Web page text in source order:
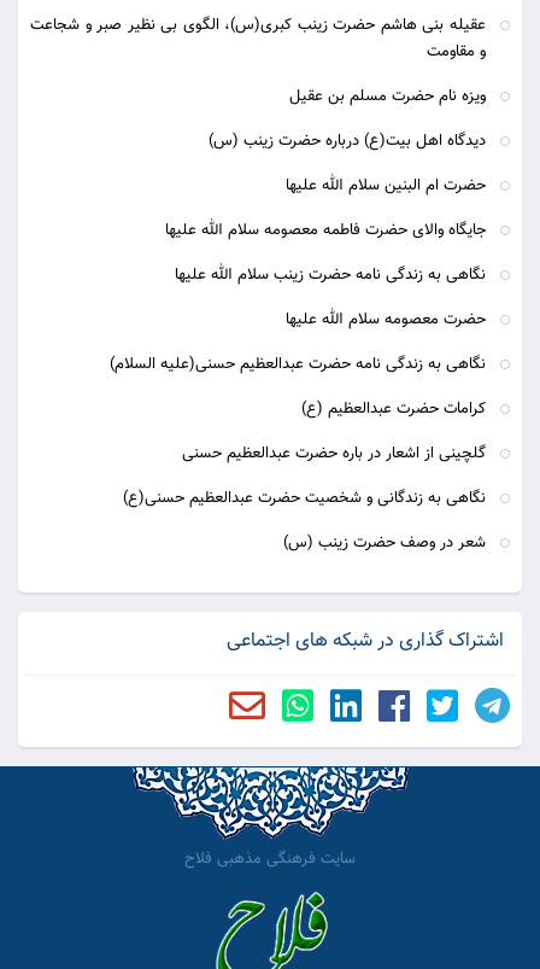
عقیله بنی هاشم حضرت زینب کبری(س)، الگوی بی نظیر صبر و شجاعت
و مقاومت
ویزه نام حضرت مسلم بن عقیل
دیدگاه اهل بیت(ع) درباره حضرت زینب (س)
حضرت ام البنین سلام الله علیها
جایگاه والای حضرت فاطمه معصومه سلام الله علیها
نگاهی به زندگی نامه حضرت زینب سلام الله علیها
حضرت معصومه سلام الله علیها
نگاهی به زندگی نامه حضرت عبدالعظیم حسنی(علیه السلام)
کرامات حضرت عبدالعظیم (ع)
گلچینی از اشعار در باره حضرت عبدالعظیم حسنی
نگاهی به زندگانی و شخصیت حضرت عبدالعظیم حسنی(ع)
شعر در وصف حضرت زینب (س)
اشتراک گذاری در شبکه های اجتماعی
سایت فرهنگی مذهبی فلاح